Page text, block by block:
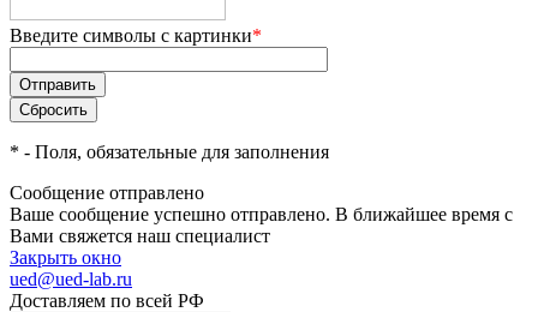
Введите символы с картинки*
* - Поля, обязательные для заполнения
Сообщение отправлено
Ваше сообщение успешно отправлено. В ближайшее время с
Вами свяжется наш специалист
Закрыть окно
ued@ued-lab.ru
Доставляем по всей РФ